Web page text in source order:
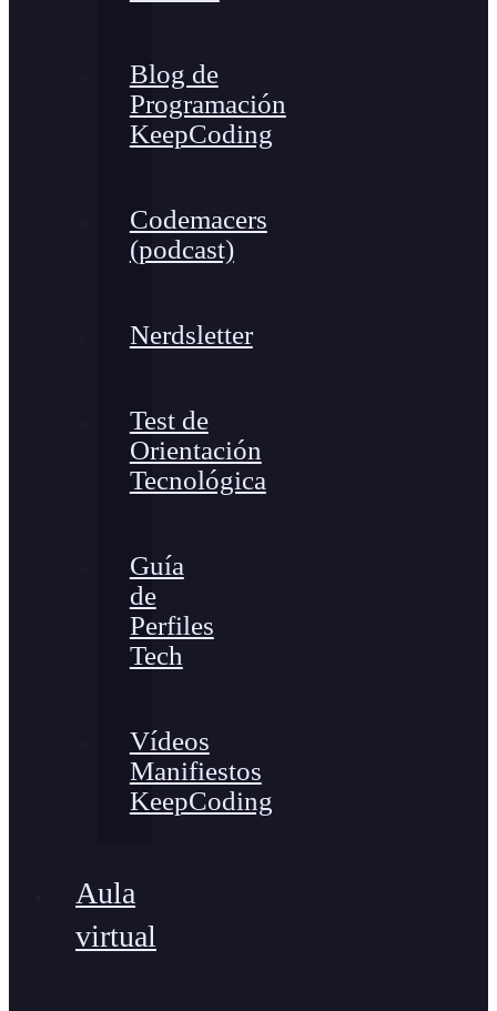
Blog de
Programación
KeepCoding
Codemacers
(podcast)
Nerdsletter
Test de
Orientación
Tecnológica
Guía
de
Perfiles
Tech
Vídeos
Manifiestos
KeepCoding
Aula
virtual